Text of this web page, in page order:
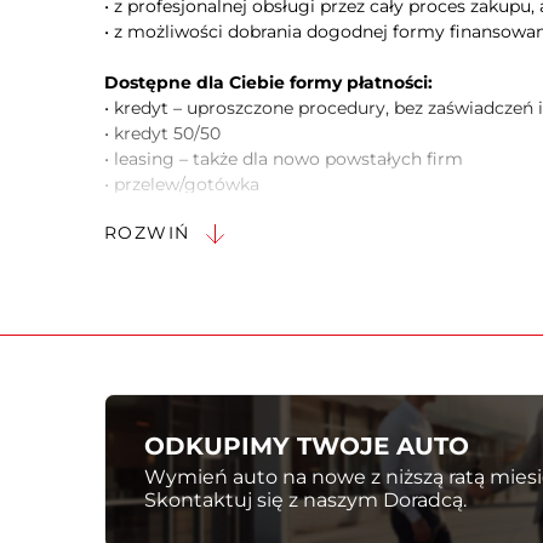
• z profesjonalnej obsługi przez cały proces
• z możliwości dobrania dogodnej formy
Dostępne dla Ciebie formy płatności:
• kredyt – uproszczone procedury, bez zaświadczeń
• kredyt 50/50
• leasing – także dla nowo powstałych firm
• przelew/gotówka
Zapytaj , UŁATWIMY każdy zakup !
Porozmawiajmy o dodatkowym rabacie, jeśli
ubezpieczenie.
Stan techniczny i historia pojazdu:
ROZWIŃ
ODKUPIMY TWOJE AUTO
Wymień auto na nowe z niższą ratą
Skontaktuj się z naszym Doradcą.